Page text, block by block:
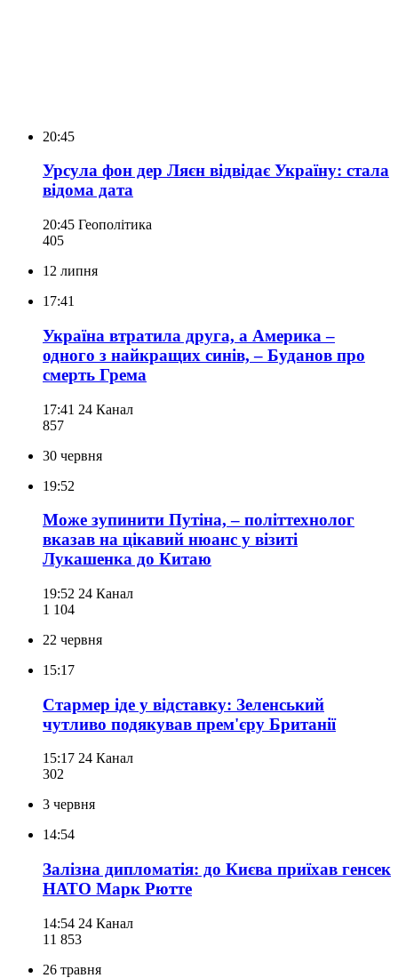
20:45
Урсула фон дер Ляєн відвідає Україну: стала
відома дата
20:45 Геополітика
405
12 липня
17:41
Україна втратила друга, а Америка –
одного з найкращих синів, – Буданов про
смерть Грема
17:41 24 Канал
857
30 червня
19:52
Може зупинити Путіна, – політтехнолог
вказав на цікавий нюанс у візиті
Лукашенка до Китаю
19:52 24 Канал
1 104
22 червня
15:17
Стармер іде у відставку: Зеленський
чутливо подякував прем'єру Британії
15:17 24 Канал
302
3 червня
14:54
Залізна дипломатія: до Києва приїхав генсек
НАТО Марк Рютте
14:54 24 Канал
11 853
26 травня